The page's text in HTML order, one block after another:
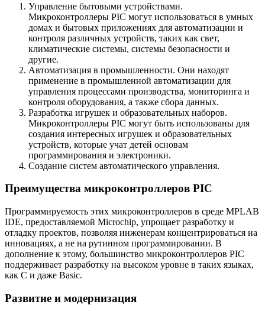
Управление бытовыми устройствами.
Микроконтроллеры PIC могут использоваться в умных
домах и бытовых приложениях для автоматизации и
контроля различных устройств, таких как свет,
климатические системы, системы безопасности и
другие.
Автоматизация в промышленности. Они находят
применение в промышленной автоматизации для
управления процессами производства, мониторинга и
контроля оборудования, а также сбора данных.
Разработка игрушек и образовательных наборов.
Микроконтроллеры PIC могут быть использованы для
создания интересных игрушек и образовательных
устройств, которые учат детей основам
программирования и электроники.
Создание систем автоматического управления.
Преимущества микроконтроллеров PIC
Программируемость этих микроконтроллеров в среде MPLAB
IDE, предоставляемой Microchip, упрощает разработку и
отладку проектов, позволяя инженерам концентрироваться на
инновациях, а не на рутинном программировании. В
дополнение к этому, большинство микроконтроллеров PIC
поддерживает разработку на высоком уровне в таких языках,
как C и даже Basic.
Развитие и модернизация